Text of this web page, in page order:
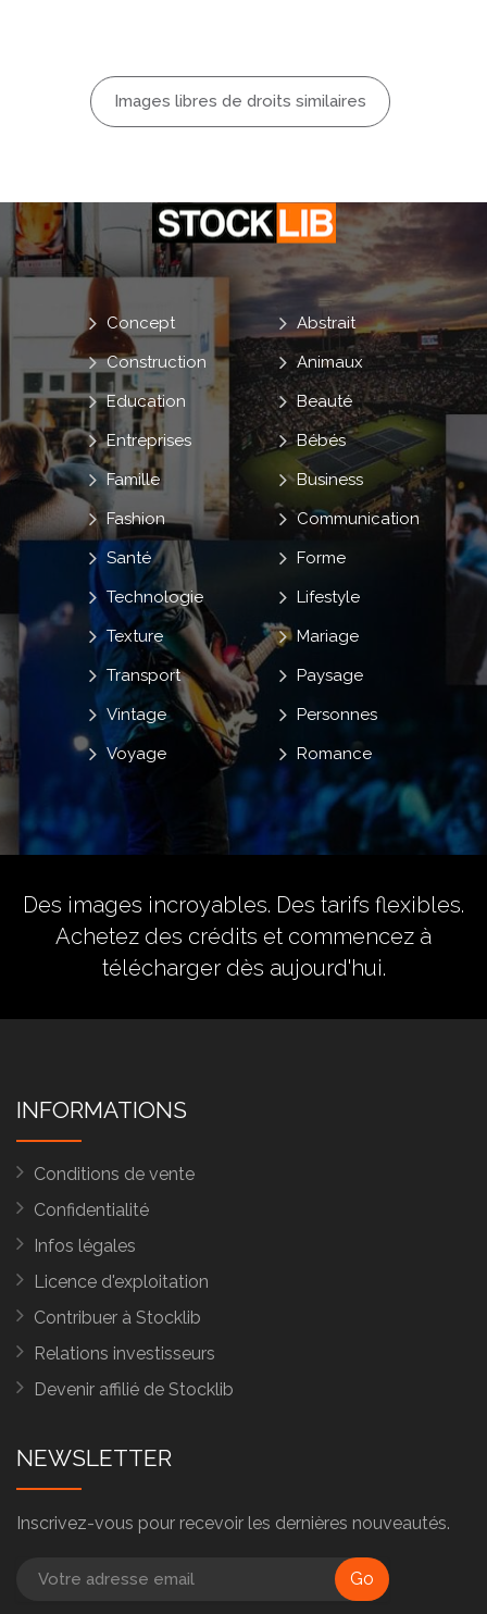
Images libres de droits similaires
Abstrait
Animaux
Beauté
Bébés
Business
Communication
Concept
Construction
Education
Entreprises
Famille
Fashion
Forme
Lifestyle
Mariage
Paysage
Personnes
Romance
Santé
Technologie
Texture
Transport
Vintage
Voyage
Des images incroyables. Des tarifs flexibles.
Achetez des crédits et commencez à
télécharger dès aujourd'hui.
INFORMATIONS
Conditions de vente
Confidentialité
Infos légales
Licence d'exploitation
Contribuer à Stocklib
Relations investisseurs
Devenir affilié de Stocklib
NEWSLETTER
Inscrivez-vous pour recevoir les dernières nouveautés.
Go